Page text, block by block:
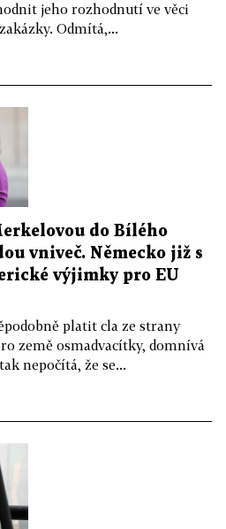
jeho rozhodnutí ve věci
Odmítá,...
do Bílého
vniveč. Německo již s
výjimky pro EU
platit cla ze strany
země osmadvacítky, domnívá
nepočítá, že se...